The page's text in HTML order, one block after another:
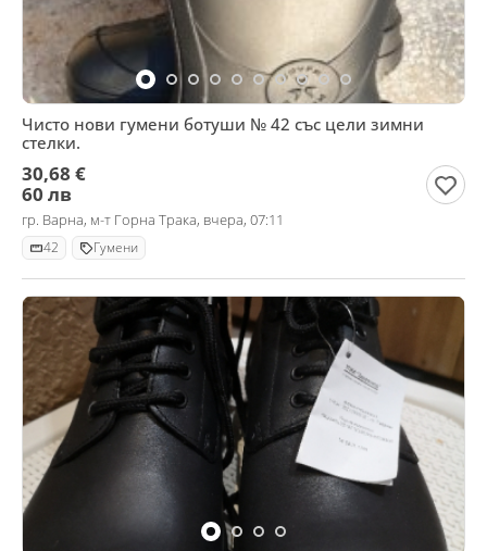
Чисто нови гумени ботуши № 42 със цели зимни
стелки.
30,68 €
60 лв
гр. Варна, м-т Горна Трака, вчера, 07:11
42 Гумени